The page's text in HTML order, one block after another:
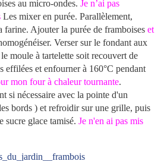
au micro-ondes. Je n’ai pas
Les mixer en purée. Parallèlement,
farine. Ajouter la purée de framboises et
Verser sur le fondant aux
moule à tartelette soit recouvert de
effilées et enfourner à 160°C pendant
mon four à chaleur tournante.
si nécessaire avec la pointe d'un
bords ) et refroidir sur une grille, puis
sucre glace tamisé. Je n'en ai pas mis